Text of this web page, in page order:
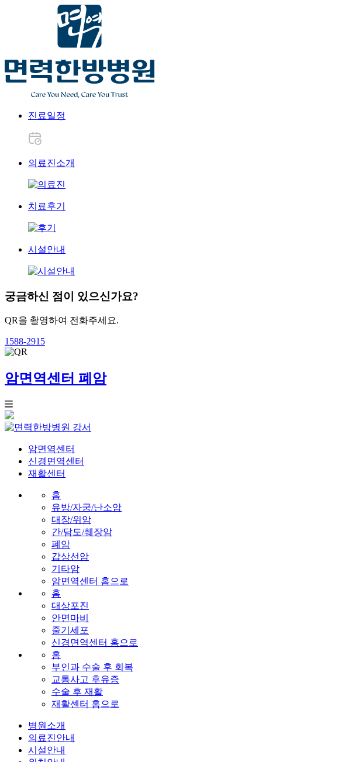
진료일정
의료진소개
치료후기
시설안내
궁금하신 점이 있으신가요?
QR을 촬영하여 전화주세요.
1588-2915
암면역센터 폐암
강서
암면역센터
신경면역센터
재활센터
홈
유방/자궁/난소암
대장/위암
간/담도/췌장암
폐암
갑상선암
기타암
암면역센터 홈으로
홈
대상포진
안면마비
줄기세포
신경면역센터 홈으로
홈
부인과 수술 후 회복
교통사고 후유증
수술 후 재활
재활센터 홈으로
병원소개
의료진안내
시설안내